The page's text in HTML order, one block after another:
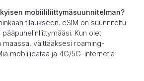
mobiililiittymäsuunnitelman?
tilaukseen. eSIM on suunniteltu
Kun olet
maassa, välttääksesi roaming-
mobiilidataa ja 4G/5G-internetiä